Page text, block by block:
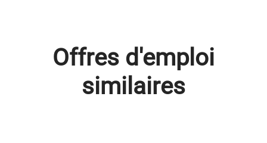
Offres d'emploi
similaires